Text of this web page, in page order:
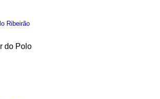
Ribeirão
do Polo